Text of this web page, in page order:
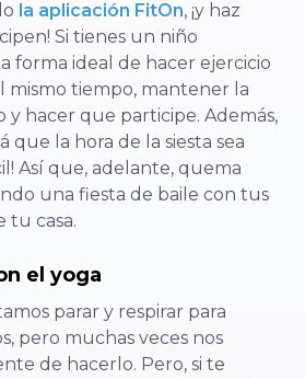
la aplicación FitOn, ¡y haz
Si tienes un niño
forma ideal de hacer ejercicio
mismo tiempo, mantener la
y hacer que participe. Además,
que la hora de la siesta sea
Así que, adelante, quema
una fiesta de baile con tus
tu casa.
el yoga
parar y respirar para
pero muchas veces nos
de hacerlo. Pero, si te